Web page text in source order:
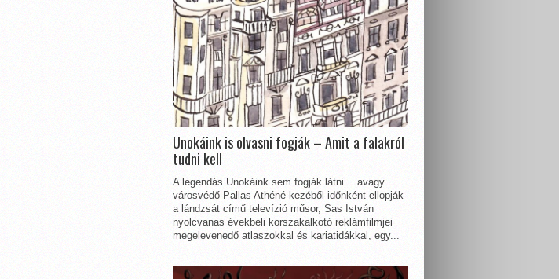
Unokáink is olvasni fogják – Amit a falakról
tudni kell
A legendás Unokáink sem fogják látni… avagy
városvédő Pallas Athéné kezéből időnként ellopják
a lándzsát című televízió műsor, Sas István
nyolcvanas évekbeli korszakalkotó reklámfilmjei
megelevenedő atlaszokkal és kariatidákkal, egy...